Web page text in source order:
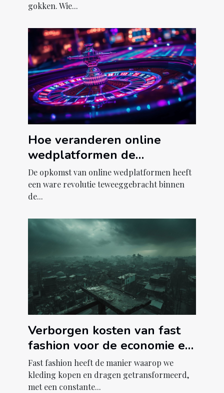
gokken. Wie...
Hoe veranderen online
wedplatformen de
gokindustrie?
De opkomst van online wedplatformen heeft
een ware revolutie teweeggebracht binnen
de...
Verborgen kosten van fast
fashion voor de economie en
milieu
Fast fashion heeft de manier waarop we
kleding kopen en dragen getransformeerd,
met een constante...